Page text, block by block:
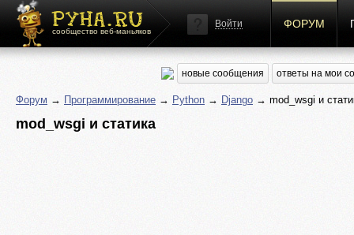
сообщество веб-маньяков
Войти ФОРУМ
новые сообщения ответы на мои
Форум → Программирование → Python → Django → mod_wsgi и
mod_wsgi и статика